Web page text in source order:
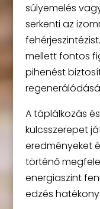
súlyemelés
serkenti az
mellett fontos
pihenést
A táplálkozás
kulcsszerepet
eredményeket
történő
energiaszint
edzés